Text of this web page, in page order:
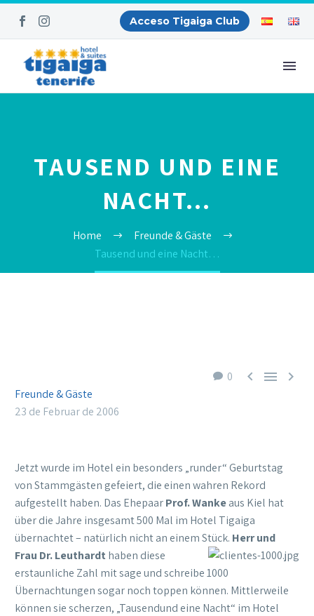
Acceso Tigaiga Club
TAUSEND UND EINE
NACHT…
Home
Freunde & Gäste
Tausend und eine Nacht…
0   
Freunde & Gäste
23 de Februar de 2006
Jetzt wurde im Hotel ein besonders „runder“ Geburtstag
von Stammgästen gefeiert, die einen wahren Rekord
aufgestellt haben. Das EhepaarProf. Wankeaus Kiel hat
über die Jahre insgesamt 500 Mal im Hotel Tigaiga
übernachtet – natürlich nicht an einem Stück. Herr und
Frau Dr. Leuthardt haben diese
erstaunliche Zahl mit sage und schreibe 1000
Übernachtungen sogar noch toppen können. Mittlerweile
können sie scherzen, „Tausendund eine Nacht“ im Hotel